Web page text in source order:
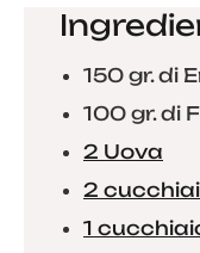
150 gr. di
100 gr. di
2 Uova
2
1